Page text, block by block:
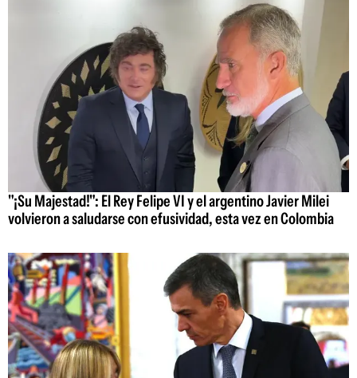
"¡Su Majestad!": El Rey Felipe VI y el argentino Javier Milei
volvieron a saludarse con efusividad, esta vez en Colombia